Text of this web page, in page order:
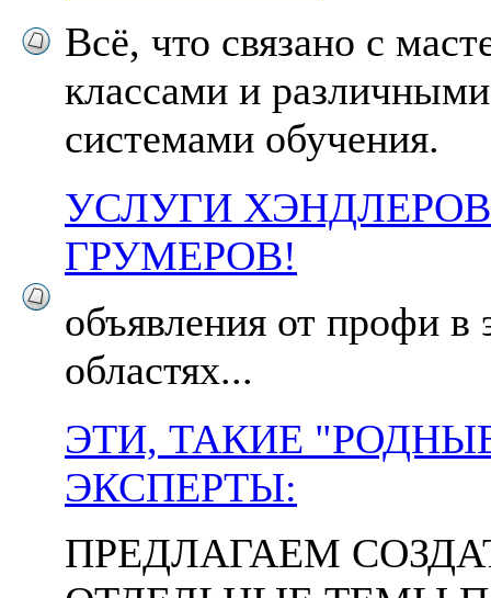
Всё, что связано с
классами и различными
системами обучения.
УСЛУГИ
ГРУМЕРОВ!
объявления от профи в
областях...
ЭТИ, ТАКИЕ
ЭКСПЕРТЫ:
ПРЕДЛАГАЕМ